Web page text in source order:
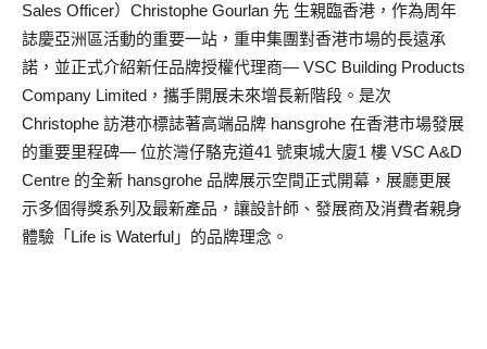
Sales Officer）Christophe Gourlan 先 生親臨香港，作為周年
誌慶亞洲區活動的重要一站，重申集團對香港市場的長遠承
諾，並正式介紹新任品牌授權代理商— VSC Building Products
Company Limited，攜手開展未來增長新階段。是次
Christophe 訪港亦標誌著高端品牌 hansgrohe 在香港市場發展
的重要里程碑— 位於灣仔駱克道41 號東城大廈1 樓 VSC A&D
Centre 的全新 hansgrohe 品牌展示空間正式開幕，展廳更展
示多個得獎系列及最新產品，讓設計師、發展商及消費者親身
體驗「Life is Waterful」的品牌理念。